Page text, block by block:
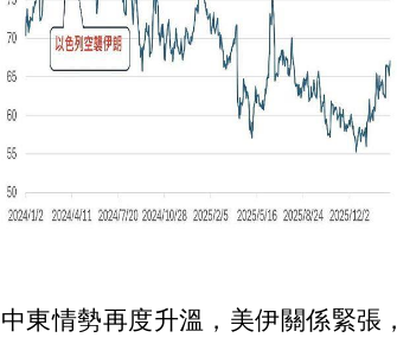
中東情勢再度升溫，美伊關係緊張